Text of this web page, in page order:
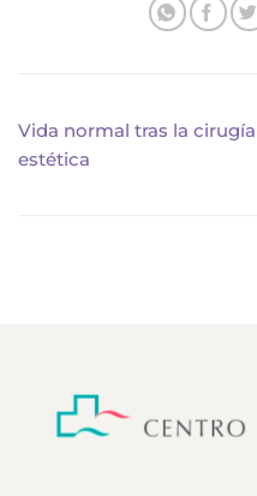
Vida normal tras la cirugía
estética